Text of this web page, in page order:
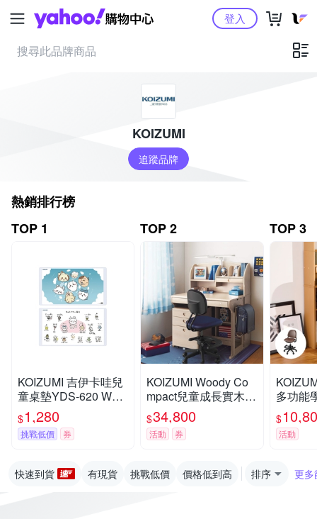
Yahoo購物中心登入
KOIZUMI
追蹤品牌
熱銷排行榜
TOP 1
KOIZUMI 吉伊卡哇兒
童桌墊YDS-620 W89
*D50 cm
$1,280
挑戰低價 券
TOP 2
KOIZUMI Woody Co
mpact兒童成長實木書
桌組ODF-522
$34,800
活動 券
TOP 3
多功能
色可選
$
活動
快速到貨 有現貨 挑戰低價 價格低到高 排序 更多